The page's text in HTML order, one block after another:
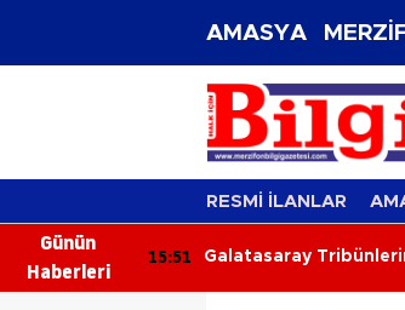
AMASYA
RESMİ İLANLAR
Günün
Haberleri
15:51
Galatasaray